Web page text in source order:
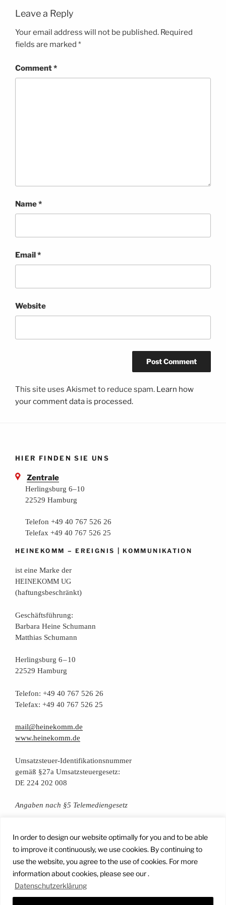
In order to design our website optimally for you and to be able
to improve it continuously, we use cookies. By continuing to
use the website, you agree to the use of cookies. For more
information about cookies, please see our .
Datenschutzerklärung
Leave a Reply
Your email address will not be published. Required
fields are marked *
Comment*
Name*
Email*
Website
This site uses Akismet to reduce spam. Learn how
your comment data is processed.
HIER FINDEN SIE UNS
Zentrale
Herlingsburg 6–10
22529 Hamburg
Telefon +49 40 767 526 26
Telefax +49 40 767 526 25
HEINEKOMM –EREIGNIS |KOMMUNIKATION
ist eine Mar­ke der
HEINEKOMM UG
(haf­tungs­be­schränkt)
Geschäfts­füh­rung:
Bar­ba­ra Hei­ne Schumann
Mat­thi­as Schumann
Her­lings­burg 6 – 10
22529 Hamburg
Tele­fon: +49 40 767 526 26
Tele­fax: +49 40 767 526 25
mail@heinekomm.de
www.heinekomm.de
Umsatz­steu­er-Iden­ti­fi­ka­ti­ons­num­mer
gemäß §27a Umsatzsteuergesetz:
DE 224 202 008
Anga­ben nach §5 Telemediengesetz
FacebookInstagramYouTubeMail